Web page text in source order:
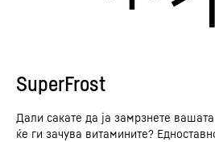
SuperFrost
Дали сакате да ја замрзнете
ќе ги зачува витамините?